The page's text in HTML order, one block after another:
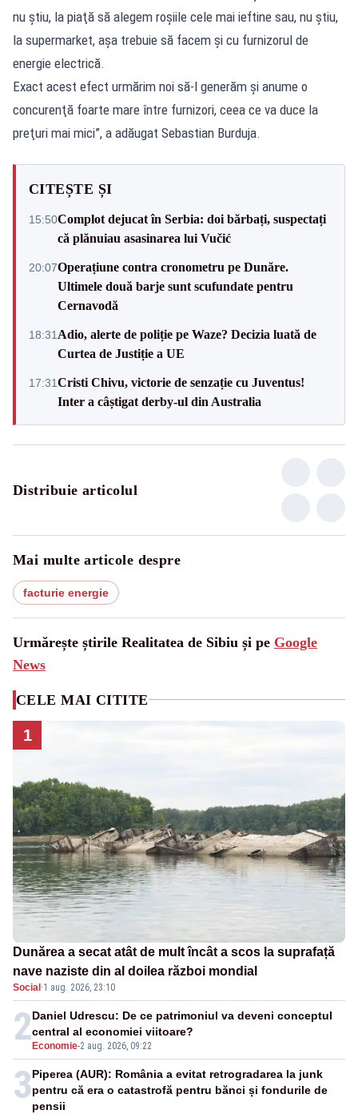
nu ştiu, la piaţă să alegem roşiile cele mai ieftine sau, nu ştiu,
la supermarket, aşa trebuie să facem şi cu furnizorul de
energie electrică.
Exact acest efect urmărim noi să-l generăm şi anume o
concurenţă foarte mare între furnizori, ceea ce va duce la
preţuri mai mici”, a adăugat Sebastian Burduja.
CITEȘTE ȘI
15:50Complot dejucat în Serbia: doi bărbați, suspectați
că plănuiau asasinarea lui Vučić
20:07Operațiune contra cronometru pe Dunăre.
Ultimele două barje sunt scufundate pentru
Cernavodă
18:31 Adio, alerte de poliție pe Waze? Decizia luată de
Curtea de Justiție a UE
17:31Cristi Chivu, victorie de senzație cu Juventus!
Inter a câștigat derby-ul din Australia
Distribuie articolul
Mai multe articole despre
facturie energie
Urmărește știrile Realitatea de Sibiu și pe Google
News
CELE MAI CITITE
1
Dunărea a secat atât de mult încât a scos la suprafață
nave naziste din al doilea război mondial
Social ·1 aug. 2026, 23:10
2 Economie-2 aug. 2026, 09:22
Daniel Udrescu: De ce patrimoniul va deveni conceptul
central al economiei viitoare?
3Piperea (AUR): România a evitat retrogradarea la junk
pentru că era o catastrofă pentru bănci și fondurile de
pensii